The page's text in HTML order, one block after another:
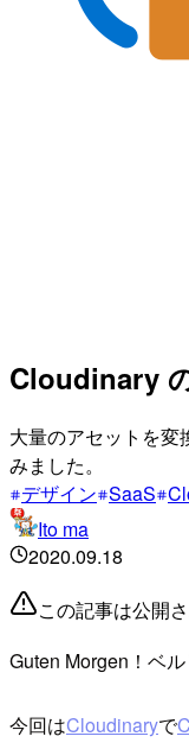
Cloudinary
大量のアセットを
みました。
デザイン SaaS
Ito ma
2020.09.18
この記事は公開
Guten Morgen！ベル
今回はCloudinaryで